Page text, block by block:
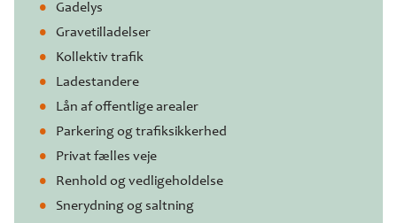
Gadelys
Gravetilladelser
Kollektiv trafik
Ladestandere
Lån af offentlige arealer
Parkering og trafiksikkerhed
Privat fælles veje
Renhold og vedligeholdelse
Snerydning og saltning